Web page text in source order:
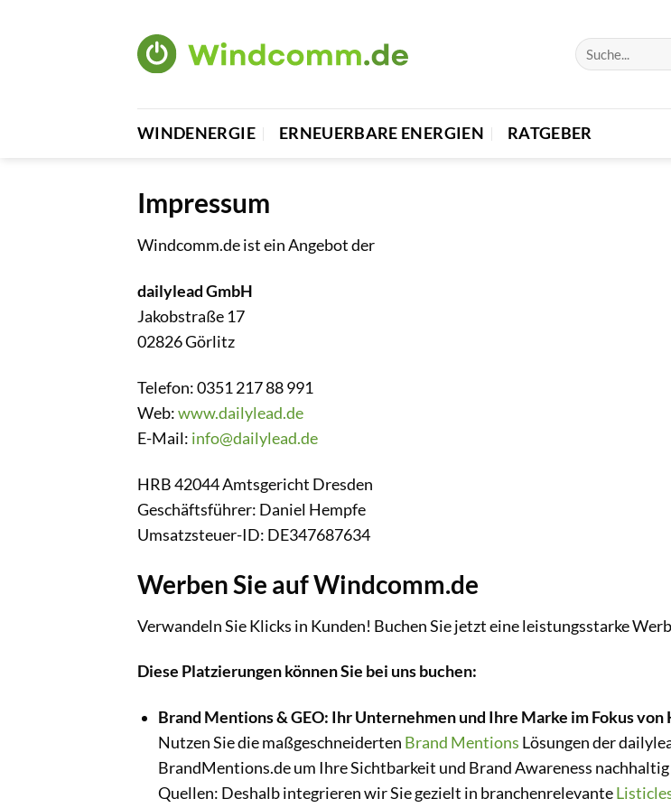
WINDENERGIE ERNEUERBARE ENERGIEN RATGEBER
Impressum
Windcomm.de ist ein Angebot der
dailylead GmbH
Jakobstraße 17
02826 Görlitz
Telefon: 0351 217 88 991
Web:www.dailylead.de
E-Mail: info@dailylead.de
HRB 42044 Amtsgericht Dresden
Geschäftsführer: Daniel Hempfe
Umsatzsteuer-ID: DE347687634
Werben Sie auf Windcomm.de
Verwandeln Sie Klicks in Kunden! Buchen Sie jetzt eine leistungsstarke
Diese Platzierungen können Sie bei uns buchen:
Brand Mentions & GEO: Ihr Unternehmen und Ihre Marke im Fokus von
Nutzen Sie die maßgeschneiderten Brand Mentions Lösungen der
BrandMentions.de um Ihre Sichtbarkeit und Brand Awareness
Quellen: Deshalb integrieren wir Sie gezielt in branchenrelevante